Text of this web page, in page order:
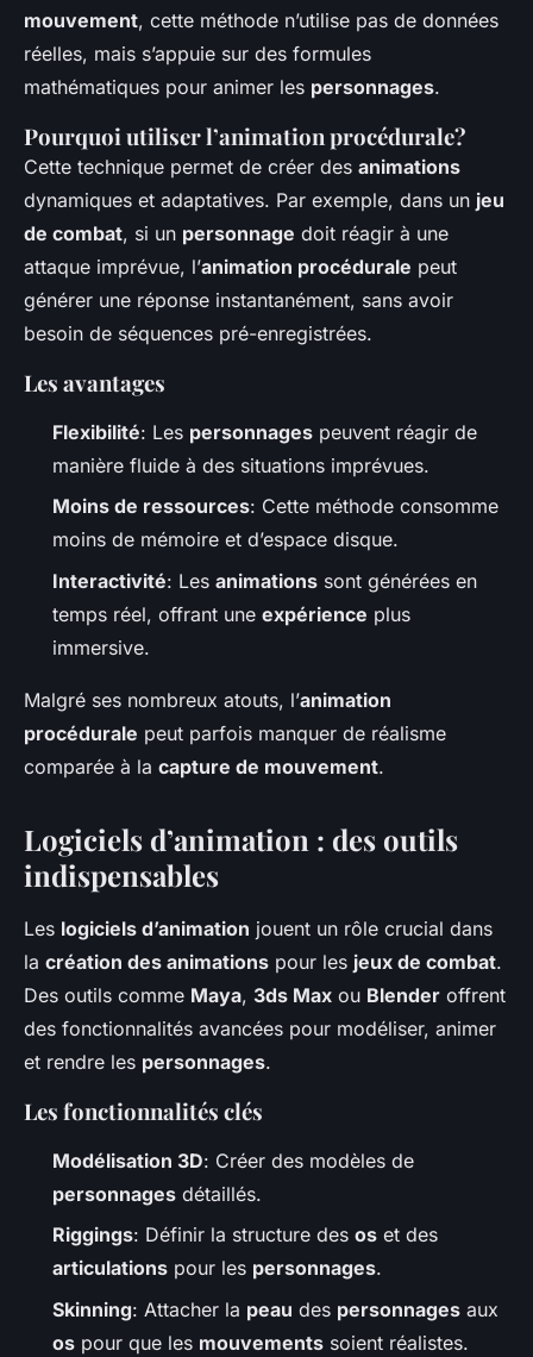
mouvement, cette méthode n’utilise pas de données
réelles, mais s’appuie sur des formules
mathématiques pour animer les personnages.
Pourquoi utiliser l’animation procédurale?
Cette technique permet de créer des animations
dynamiques et adaptatives. Par exemple, dans un jeu
de combat, si un personnage doit réagir à une
attaque imprévue, l’animation procédurale peut
générer une réponse instantanément, sans avoir
besoin de séquences pré-enregistrées.
Les avantages
Flexibilité: Les personnages peuvent réagir de
manière fluide à des situations imprévues.
Moins de ressources: Cette méthode consomme
moins de mémoire et d’espace disque.
Interactivité: Les animations sont générées en
temps réel, offrant une expérience plus
immersive.
Malgré ses nombreux atouts, l’animation
procédurale peut parfois manquer de réalisme
comparée à la capture de mouvement.
Logiciels d’animation : des outils
indispensables
Les logiciels d’animation jouent un rôle crucial dans
la création des animations pour les jeux de combat.
Des outils comme Maya, 3ds Max ou Blender offrent
des fonctionnalités avancées pour modéliser, animer
et rendre les personnages.
Les fonctionnalités clés
Modélisation 3D: Créer des modèles de
personnages détaillés.
Riggings: Définir la structure des os et des
articulations pour les personnages.
Skinning: Attacher la peau des personnages aux
os pour que les mouvements soient réalistes.